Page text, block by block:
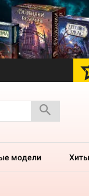
модели Хиты